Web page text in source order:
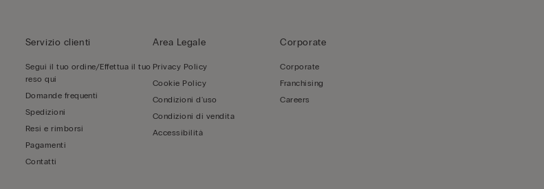
Servizio clienti
Segui il tuo ordine/Effettua il tuo
reso qui
Domande frequenti
Spedizioni
Resi e rimborsi
Pagamenti
Contatti
Area Legale
Privacy Policy
Cookie Policy
Condizioni d'uso
Condizioni di vendita
Accessibilità
Corporate
Corporate
Franchising
Careers